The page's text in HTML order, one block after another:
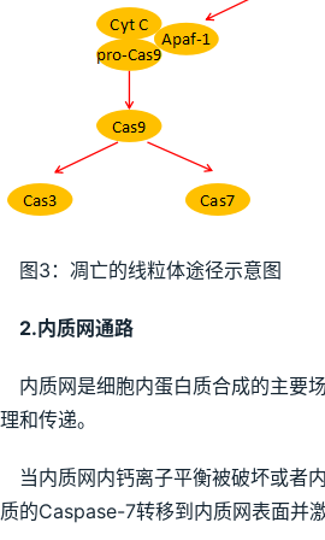
图3：凋亡的线粒体途径示意图
2.内质网通路
内质网是细胞内蛋白质合成的主要
和传递。
当内质网内钙离子平衡被破坏或者
的Caspase-7转移到内质网表面并